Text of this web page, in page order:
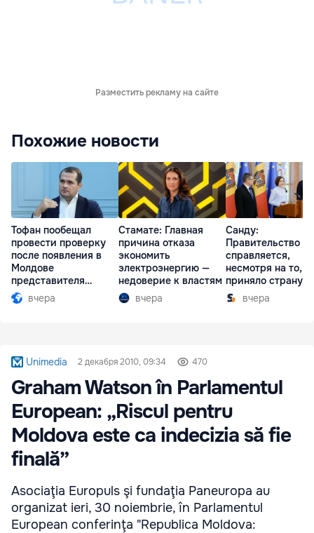
Разместить рекламу на сайте
Похожие новости
Тофан пообещал
провести проверку
после появления в
Молдове
представителя
Южной Осетии
вчера
Стамате: Главная
причина отказа
экономить
электроэнергию —
недоверие к властям
вчера
Санду:
Правительство
справляется,
несмотря на то,
приняло страну в
разгар кризиса
вчера
Unimedia 2 декабря 2010, 09:34 470
Graham Watson în Parlamentul
European: „Riscul pentru
Moldova este ca indecizia să fie
finală”
Asociaţia Europuls şi fundaţia Paneuropa au
organizat ieri, 30 noiembrie, în Parlamentul
European conferinţa "Republica Moldova: